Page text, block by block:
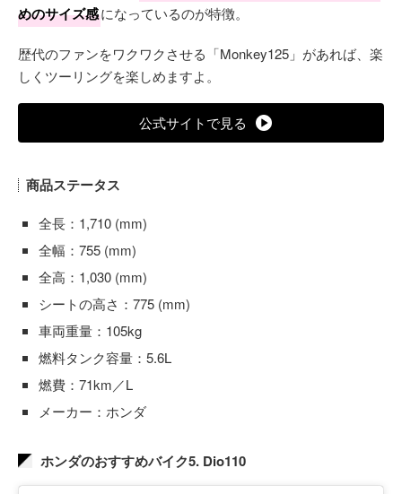
めのサイズ感になっているのが特徴。
歴代のファンをワクワクさせる「Monkey125」があれば、楽
しくツーリングを楽しめますよ。
公式サイトで見る
商品ステータス
全長：1,710 (mm)
全幅：755 (mm)
全高：1,030 (mm)
シートの高さ：775 (mm)
車両重量：105kg
燃料タンク容量：5.6L
燃費：71km／L
メーカー：ホンダ
ホンダのおすすめバイク5. Dio110